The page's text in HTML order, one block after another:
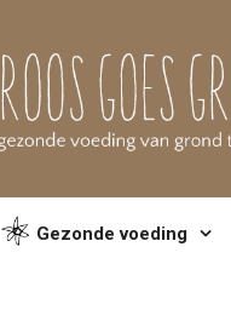
Gezonde voeding